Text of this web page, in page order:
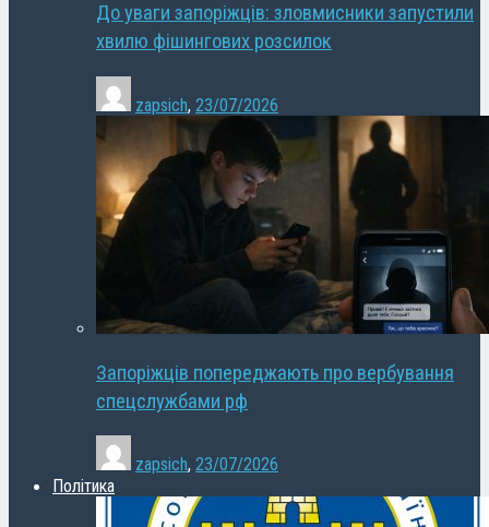
До уваги запоріжців: зловмисники запустили
хвилю фішингових розсилок
zapsich, 23/07/2026
Запоріжців попереджають про вербування
спецслужбами рф
zapsich, 23/07/2026
Політика